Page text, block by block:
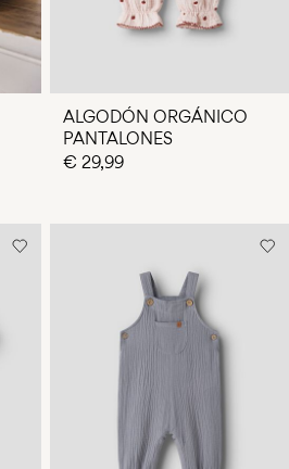
ALGODÓN ORGÁNICO
PANTALONES
€ 29,99